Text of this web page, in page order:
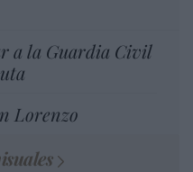
a la Guardia Civil
Lorenzo